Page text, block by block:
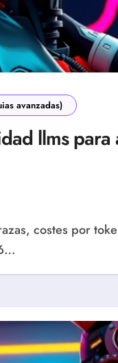
avanzadas)
llms